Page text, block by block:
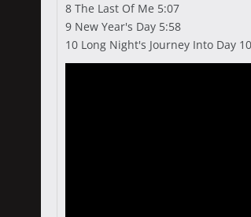
8 The Last Of Me 5:07
9 New Year's Day 5:58
10 Long Night's Journey Into Day